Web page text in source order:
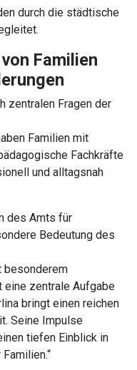
durch die städtische
Familien
zentralen Fragen der
Familien mit
Fachkräfte
und alltagsnah
des Amts für
Bedeutung des
besonderem
eine zentrale Aufgabe
bringt einen reichen
Seine Impulse
tiefen Einblick in